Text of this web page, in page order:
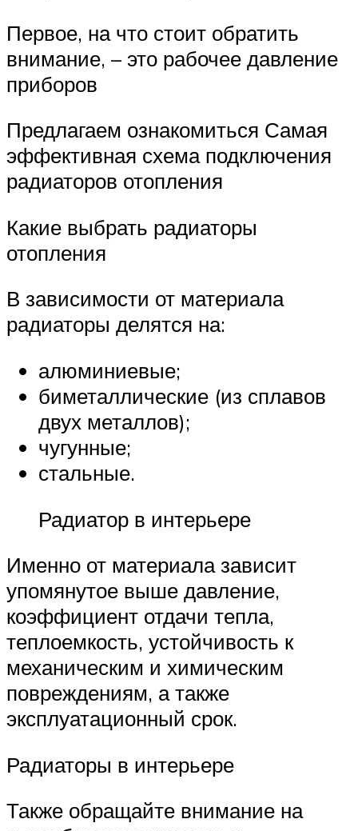
Первое, на что стоит обратить
внимание, – это рабочее давление
приборов
Предлагаем ознакомиться Самая
эффективная схема подключения
радиаторов отопления
Какие выбрать радиаторы
отопления
В зависимости от материала
радиаторы делятся на:
алюминиевые;
биметаллические (из сплавов
двух металлов);
чугунные;
стальные.
Радиатор в интерьере
Именно от материала зависит
упомянутое выше давление,
коэффициент отдачи тепла,
теплоемкость, устойчивость к
механическим и химическим
повреждениям, а также
эксплуатационный срок.
Радиаторы в интерьере
Также обращайте внимание на